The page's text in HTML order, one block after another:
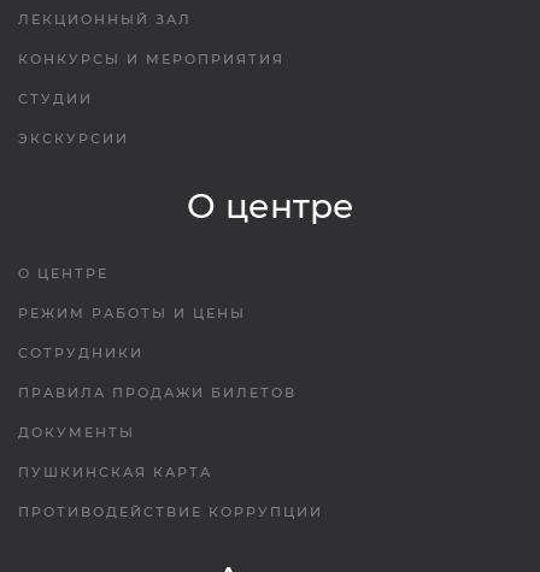
ЛЕКЦИОННЫЙ ЗАЛ
КОНКУРСЫ И МЕРОПРИЯТИЯ
СТУДИИ
ЭКСКУРСИИ
О центре
О ЦЕНТРЕ
РЕЖИМ РАБОТЫ И ЦЕНЫ
СОТРУДНИКИ
ПРАВИЛА ПРОДАЖИ БИЛЕТОВ
ДОКУМЕНТЫ
ПУШКИНСКАЯ КАРТА
ПРОТИВОДЕЙСТВИЕ КОРРУПЦИИ